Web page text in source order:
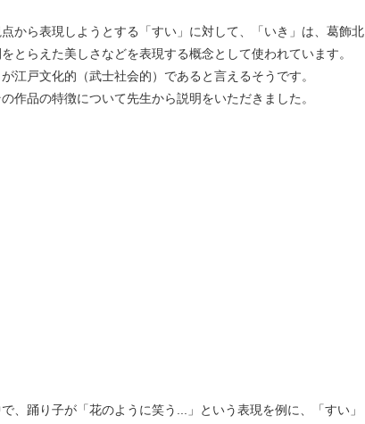
から表現しようとする「すい」に対して、「いき」は、葛飾北
とらえた美しさなどを表現する概念として使われています。
江戸文化的（武士社会的）であると言えるそうです。
作品の特徴について先生から説明をいただきました。
、踊り子が「花のように笑う...」という表現を例に、「すい」